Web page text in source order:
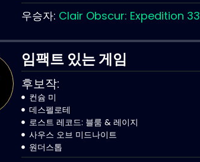
우승자: Clair Obscur: Expedition 33
임팩트 있는 게임
후보작:
컨슘 미
데스펠로테
로스트 레코드: 블룸 & 레이지
사우스 오브 미드나이트
원더스톱